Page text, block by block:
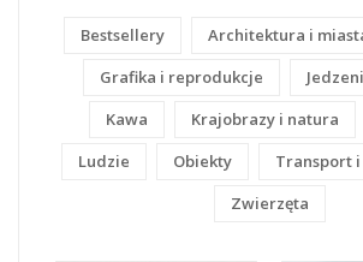
Bestsellery Architektura i
Grafika i reprodukcje
Kawa
Krajobrazy i natura
Ludzie
Obiekty
Transport
Zwierzęta